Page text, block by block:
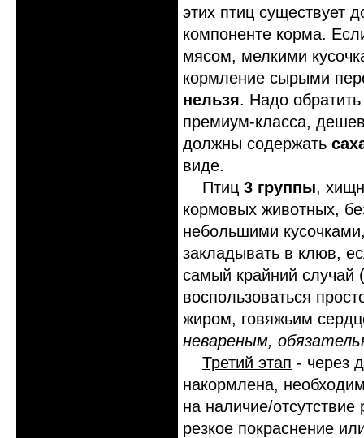
этих птиц существует
компоненте корма.
мясом, мелкими
кормление сырыми
нельзя. Надо
премиум-класса,
должны содержать
виде.
Птиц 3 группы,
кормовых животных,
небольшими
закладывать в клюв,
самый крайний случай
воспользоваться
жиром, говяжьим
невареным,
Третий этап - через
накормлена,
на наличие/
резкое покраснение